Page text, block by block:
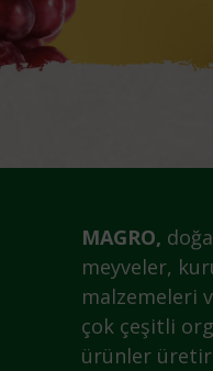
MAGRO,
meyveler,
malzemeleri
çok çeşitli
ürünler